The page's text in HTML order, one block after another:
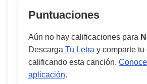
Puntuaciones
Aún no hay calificaciones para
Descarga Tu Letra y comparte tu
calificando esta canción.
aplicación.